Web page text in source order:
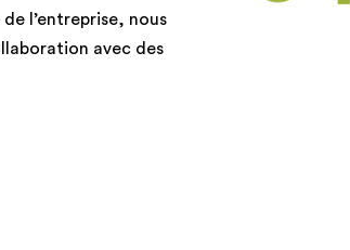
l’entreprise, nous
avec des